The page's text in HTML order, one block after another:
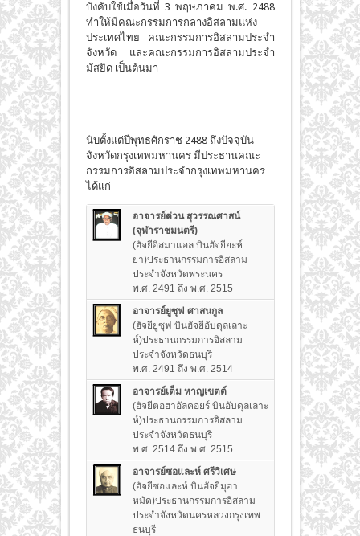
บังคับใช้เมื่อวันที่ 3 พฤษภาคม พ.ศ. 2488
ทำให้มีคณะกรรมการกลางอิสลามแห่ง
ประเทศไทย คณะกรรมการอิสลามประจำ
จังหวัด และคณะกรรมการอิสลามประจำ
มัสยิด เป็นต้นมา
นับตั้งแต่ปีพุทธศักราช 2488 ถึงปัจจุบัน
จังหวัดกรุงเทพมหานคร มีประธานคณะ
กรรมการอิสลามประจำกรุงเทพมหานคร
ได้แก่
อาจารย์ต่วน สุวรรณศาสน์
(จุฬาราชมนตรี)
(ฮัจยีอิสมาแอล บินฮัจยียะห์
ยา)ประธานกรรมการอิสลาม
ประจำจังหวัดพระนคร
พ.ศ. 2491 ถึง พ.ศ. 2515
อาจารย์ยูซุฟ ศาสนกูล
(ฮัจยียูซุฟ บินฮัจยีอับดุลเลาะ
ห์)ประธานกรรมการอิสลาม
ประจำจังหวัดธนบุรี
พ.ศ. 2491 ถึง พ.ศ. 2514
อาจารย์เต็ม หาญเขตต์
(ฮัจยีตอฮาอัลคอยร์ บินอับดุลเลาะ
ห์)ประธานกรรมการอิสลาม
ประจำจังหวัดธนบุรี
พ.ศ. 2514 ถึง พ.ศ. 2515
อาจารย์ซอและห์ ศรีวิเศษ
(ฮัจยีซอและห์ บินฮัจยีมุฮา
หมัด)ประธานกรรมการอิสลาม
ประจำจังหวัดนครหลวงกรุงเทพ
ธนบุรี